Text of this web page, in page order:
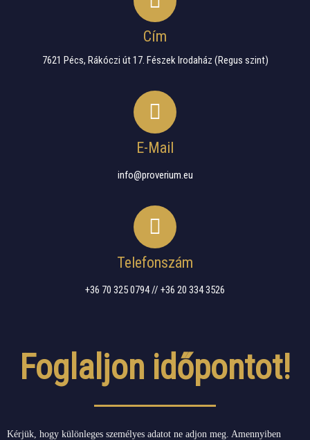
Cím
7621 Pécs, Rákóczi út 17. Fészek Irodaház (Regus szint)
E-Mail
info@proverium.eu
Telefonszám
+36 70 325 0794 // +36 20 334 3526
Foglaljon időpontot!
Kérjük, hogy különleges személyes adatot ne adjon meg. Amennyiben